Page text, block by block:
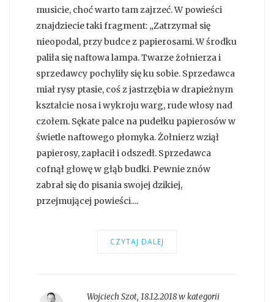
musicie, choć warto tam zajrzeć. W powieści
znajdziecie taki fragment: „Zatrzymał się
nieopodal, przy budce z papierosami. W środku
paliła się naftowa lampa. Twarze żołnierza i
sprzedawcy pochyliły się ku sobie. Sprzedawca
miał rysy ptasie, coś z jastrzębia w drapieżnym
kształcie nosa i wykroju warg, rude włosy nad
czołem. Sękate palce na pudełku papierosów w
świetle naftowego płomyka. Żołnierz wziął
papierosy, zapłacił i odszedł. Sprzedawca
cofnął głowę w głąb budki. Pewnie znów
zabrał się do pisania swojej dzikiej,
przejmującej powieści....
CZYTAJ DALEJ
Wojciech Szot, 18.12.2018 w kategorii